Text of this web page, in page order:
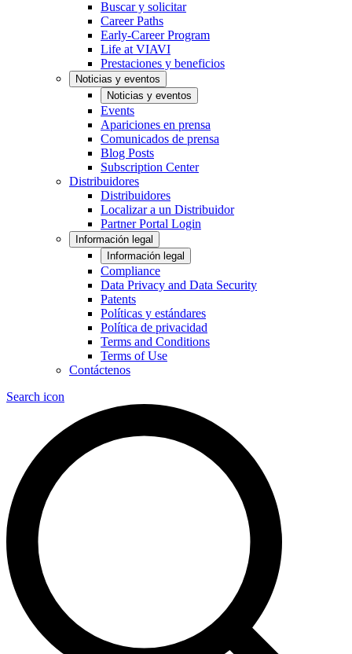
Buscar y solicitar
Career Paths
Early-Career Program
Life at VIAVI
Prestaciones y beneficios
Noticias y eventos
Noticias y eventos
Events
Apariciones en prensa
Comunicados de prensa
Blog Posts
Subscription Center
Distribuidores
Distribuidores
Localizar a un Distribuidor
Partner Portal Login
Información legal
Información legal
Compliance
Data Privacy and Data Security
Patents
Políticas y estándares
Política de privacidad
Terms and Conditions
Terms of Use
Contáctenos
Search icon